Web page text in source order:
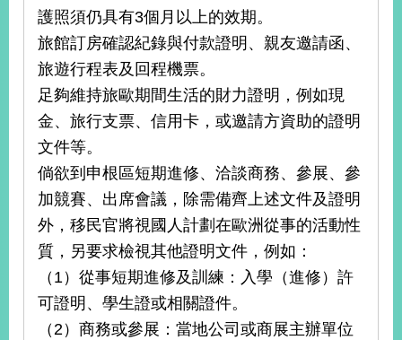
護照須仍具有3個月以上的效期。
旅館訂房確認紀錄與付款證明、親友邀請函、
旅遊行程表及回程機票。
足夠維持旅歐期間生活的財力證明，例如現
金、旅行支票、信用卡，或邀請方資助的證明
文件等。
倘欲到申根區短期進修、洽談商務、參展、參
加競賽、出席會議，除需備齊上述文件及證明
外，移民官將視國人計劃在歐洲從事的活動性
質，另要求檢視其他證明文件，例如：
（1）從事短期進修及訓練：入學（進修）許
可證明、學生證或相關證件。
（2）商務或參展：當地公司或商展主辦單位